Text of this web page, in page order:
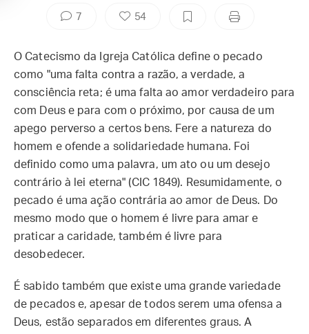
7 54
O Catecismo da Igreja Católica define o pecado
como "uma falta contra a razão, a verdade, a
consciência reta; é uma falta ao amor verdadeiro para
com Deus e para com o próximo, por causa de um
apego perverso a certos bens. Fere a natureza do
homem e ofende a solidariedade humana. Foi
definido como uma palavra, um ato ou um desejo
contrário à lei eterna" (CIC 1849). Resumidamente, o
pecado é uma ação contrária ao amor de Deus. Do
mesmo modo que o homem é livre para amar e
praticar a caridade, também é livre para
desobedecer.
É sabido também que existe uma grande variedade
de pecados e, apesar de todos serem uma ofensa a
Deus, estão separados em diferentes graus. A